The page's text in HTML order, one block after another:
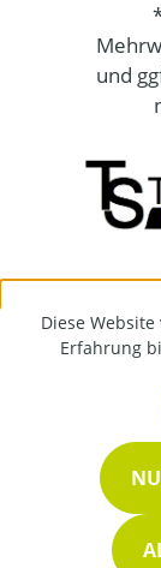
und
Diese
Erfahrung